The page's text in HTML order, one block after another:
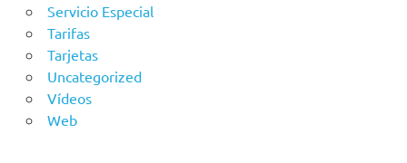
Servicio Especial
Tarifas
Tarjetas
Uncategorized
Vídeos
Web